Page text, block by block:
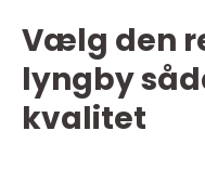
Vælg den
lyngby
kvalitet